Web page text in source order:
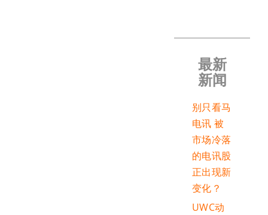
最新
新闻
别只看马
电讯 被
市场冷落
的电讯股
正出现新
变化？
UWC动